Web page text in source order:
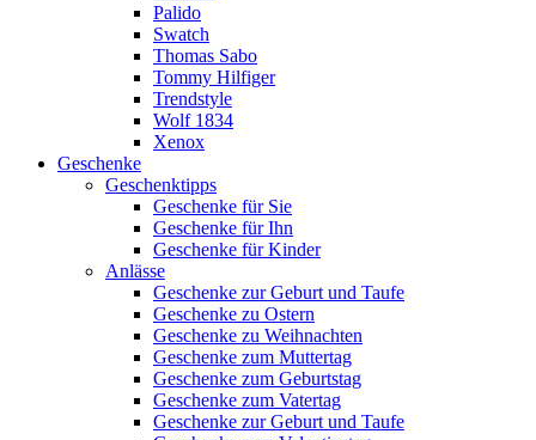
Palido
Swatch
Thomas Sabo
Tommy Hilfiger
Trendstyle
Wolf 1834
Xenox
Geschenke
Geschenktipps
Geschenke für Sie
Geschenke für Ihn
Geschenke für Kinder
Anlässe
Geschenke zur Geburt und Taufe
Geschenke zu Ostern
Geschenke zu Weihnachten
Geschenke zum Muttertag
Geschenke zum Geburtstag
Geschenke zum Vatertag
Geschenke zur Geburt und Taufe